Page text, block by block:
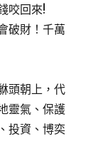
咬回來!
破財！千萬
頭朝上，代
靈氣、保護
投資、博奕